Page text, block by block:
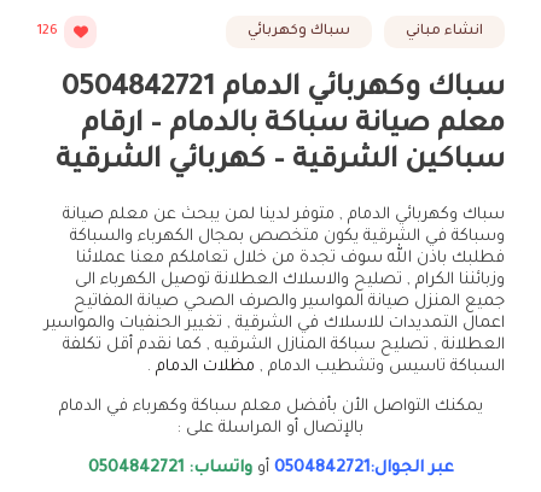
انشاء مباني سباك وكهربائي 126
سباك وكهربائي الدمام 0504842721
معلم صيانة سباكة بالدمام – ارقام
سباكين الشرقية – كهربائي الشرقية
سباك وكهربائي الدمام , متوفر لدينا لمن يبحث عن معلم صيانة
وسباكة في الشرقية يكون متخصص بمجال الكهرباء والسباكة
فطلبك باذن الله سوف تجدة من خلال تعاملكم معنا عملائنا
وزبائننا الكرام , تصليح والاسلاك العطلانة توصيل الكهرباء الى
جميع المنزل صيانة المواسير والصرف الصحي صيانة المفاتيح
اعمال التمديدات للاسلاك في الشرقية , تغيير الحنفيات والمواسير
العطلانة , تصليح سباكة المنازل الشرقيه , كما نقدم أقل تكلفة
السباكة تاسيس وتشطيب الدمام , مظلات الدمام .
يمكنك التواصل الأن بأفضل معلم سباكة وكهرباء في الدمام
بالإتصال أو المراسلة على :
عبر الجوال:0504842721 أوواتساب: 0504842721